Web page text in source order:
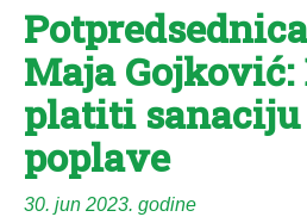
Maja Gojković:
platiti sanaciju
poplave
30. jun 2023. godine